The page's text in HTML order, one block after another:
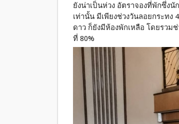
ยังน่าเป็นห่วง อัตราจองที่พักซึ่งนั
เท่านั้น มีเพียงช่วงวันลอยกระทง
ดาว ก็ยังมีห้องพักเหลือ โดยรวม
ที่ 80%